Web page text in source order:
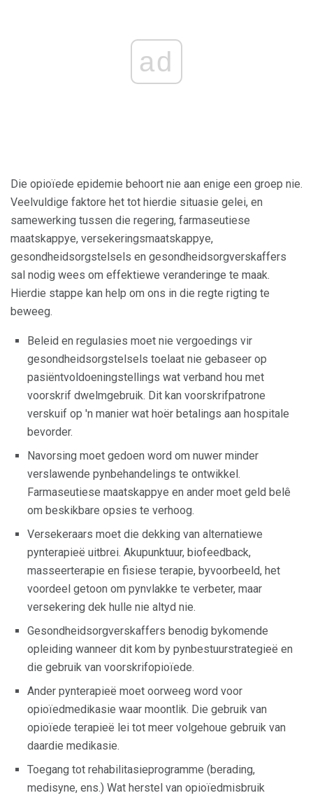
ad
Die opioïede epidemie behoort nie aan enige een groep nie.
Veelvuldige faktore het tot hierdie situasie gelei, en
samewerking tussen die regering, farmaseutiese
maatskappye, versekeringsmaatskappye,
gesondheidsorgstelsels en gesondheidsorgverskaffers
sal nodig wees om effektiewe veranderinge te maak.
Hierdie stappe kan help om ons in die regte rigting te
beweeg.
Beleid en regulasies moet nie vergoedings vir
gesondheidsorgstelsels toelaat nie gebaseer op
pasiëntvoldoeningstellings wat verband hou met
voorskrif dwelmgebruik. Dit kan voorskrifpatrone
verskuif op 'n manier wat hoër betalings aan hospitale
bevorder.
Navorsing moet gedoen word om nuwer minder
verslawende pynbehandelings te ontwikkel.
Farmaseutiese maatskappye en ander moet geld belê
om beskikbare opsies te verhoog.
Versekeraars moet die dekking van alternatiewe
pynterapieë uitbrei. Akupunktuur, biofeedback,
masseerterapie en fisiese terapie, byvoorbeeld, het
voordeel getoon om pynvlakke te verbeter, maar
versekering dek hulle nie altyd nie.
Gesondheidsorgverskaffers benodig bykomende
opleiding wanneer dit kom by pynbestuurstrategieë en
die gebruik van voorskrifopioïede.
Ander pynterapieë moet oorweeg word voor
opioïedmedikasie waar moontlik. Die gebruik van
opioïede terapieë lei tot meer volgehoue ​​gebruik van
daardie medikasie.
Toegang tot rehabilitasieprogramme (berading,
medisyne, ens.) Wat herstel van opioïedmisbruik